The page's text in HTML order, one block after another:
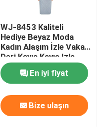
WJ-8453 Kaliteli
Hediye Beyaz Moda
Kadın Alaşım İzle Vaka
Deri Kayış Kayış Izle
En iyi fiyat
Bize ulaşın